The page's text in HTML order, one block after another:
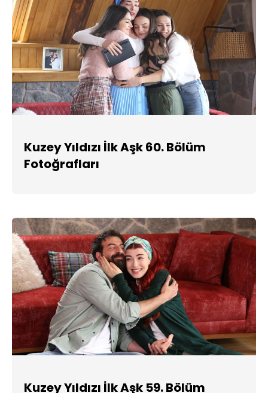
Kuzey Yıldızı İlk Aşk 60. Bölüm
Fotoğrafları
Kuzey Yıldızı İlk Aşk 59. Bölüm